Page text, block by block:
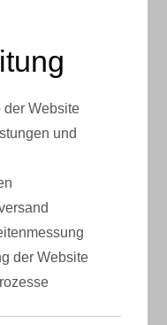
der Website
und
der Website